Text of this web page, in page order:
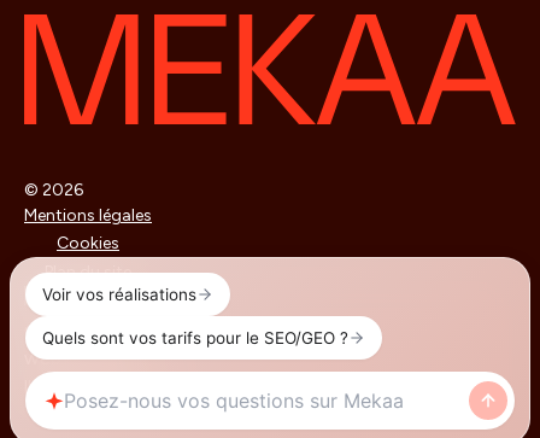
Mentions légales
Cookies
Plan du site
© 2026